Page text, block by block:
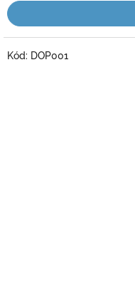
Kód: DOP001